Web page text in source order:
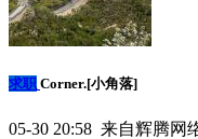
求职 Corner.[小角落]
05-30 20:58 来自辉腾网